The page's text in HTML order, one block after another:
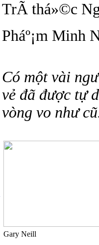
TrÃ­ thá»©c
Pháº¡m Minh
Có một vài
vẻ đã được tự
vòng vo như
Gary Neill